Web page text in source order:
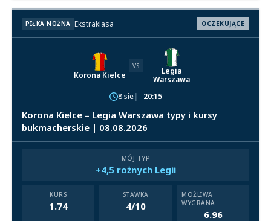
PIŁKA NOŻNA Ekstraklasa OCZEKUJĄCE
Korona Kielce
VS
Legia
Warszawa
8 sie
20:15
Korona Kielce – Legia Warszawa typy i kursy
bukmacherskie | 08.08.2026
MÓJ TYP
+4,5 rożnych Legii
KURS
1.74
STAWKA
4/10
MOŻLIWA
WYGRANA
6.96